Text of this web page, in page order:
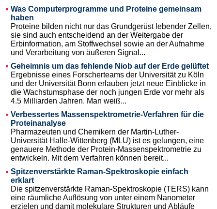
Was Computerprogramme und Proteine gemeinsam
haben
Proteine bilden nicht nur das Grundgerüst lebender Zellen,
sie sind auch entscheidend an der Weitergabe der
Erbinformation, am Stoffwechsel sowie an der Aufnahme
und Verarbeitung von äußeren Signal...
Geheimnis um das fehlende Niob auf der Erde gelüftet
Ergebnisse eines Forscherteams der Universität zu Köln
und der Universität Bonn erlauben jetzt neue Einblicke in
die Wachstumsphase der noch jungen Erde vor mehr als
4.5 Milliarden Jahren. Man weiß...
Verbessertes Massenspektrometrie-Verfahren für die
Proteinanalyse
Pharmazeuten und Chemikern der Martin-Luther-
Universität Halle-Wittenberg (MLU) ist es gelungen, eine
genauere Methode der Protein-Massenspektrometrie zu
entwickeln. Mit dem Verfahren können bereit...
Spitzenverstärkte Raman-Spektroskopie einfach
erklart
Die spitzenverstärkte Raman-Spektroskopie (TERS) kann
eine räumliche Auflösung von unter einem Nanometer
erzielen und damit molekulare Strukturen und Abläufe